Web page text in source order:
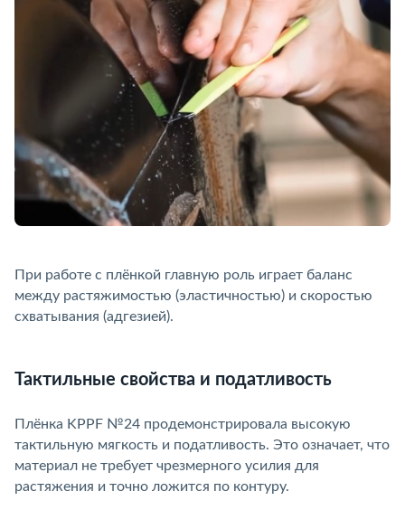
При работе с плёнкой главную роль играет баланс
между растяжимостью (эластичностью) и скоростью
схватывания (адгезией).
Тактильные свойства и податливость
Плёнка KPPF №24 продемонстрировала высокую
тактильную мягкость и податливость. Это означает, что
материал не требует чрезмерного усилия для
растяжения и точно ложится по контуру.